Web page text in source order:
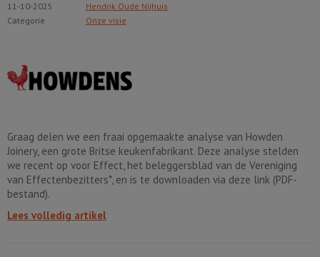
11-10-2025
Hendrik Oude Nijhuis
Categorie
Onze visie
Graag delen we een fraai opgemaakte analyse van Howden
Joinery, een grote Britse keukenfabrikant. Deze analyse stelden
we recent op voor Effect, het beleggersblad van de Vereniging
van Effectenbezitters*, en is te downloaden via deze link (PDF-
bestand).
Lees volledig artikel